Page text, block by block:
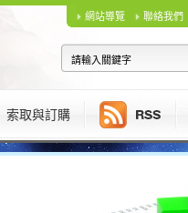
網站導覽 聯絡我們
索取與訂購